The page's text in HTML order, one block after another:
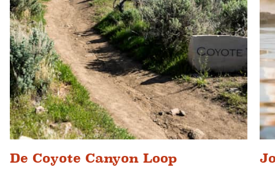
De Coyote Canyon Loop